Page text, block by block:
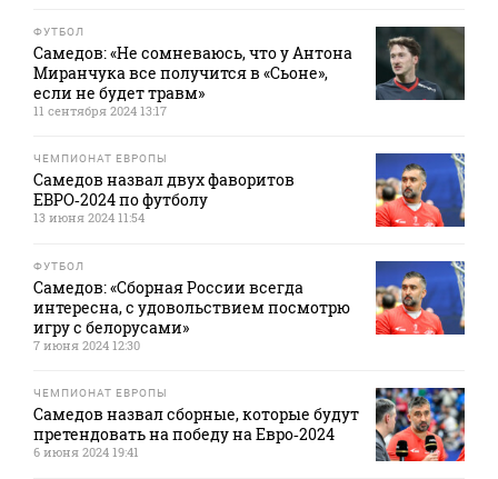
ФУТБОЛ
Самедов: «Не сомневаюсь, что у Антона
Миранчука все получится в «Сьоне»,
если не будет травм»
11 сентября 2024 13:17
ЧЕМПИОНАТ ЕВРОПЫ
Самедов назвал двух фаворитов
ЕВРО‑2024 по футболу
13 июня 2024 11:54
ФУТБОЛ
Самедов: «Сборная России всегда
интересна, с удовольствием посмотрю
игру с белорусами»
7 июня 2024 12:30
ЧЕМПИОНАТ ЕВРОПЫ
Самедов назвал сборные, которые будут
претендовать на победу на Евро‑2024
6 июня 2024 19:41